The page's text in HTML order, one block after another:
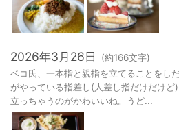
2026年3月26日 (約166文字)
ベコ氏、一本指と親指を立てることをし
がやっている指差し(人差し指だけだけど
立っちゃうのがかわいいね。うど...